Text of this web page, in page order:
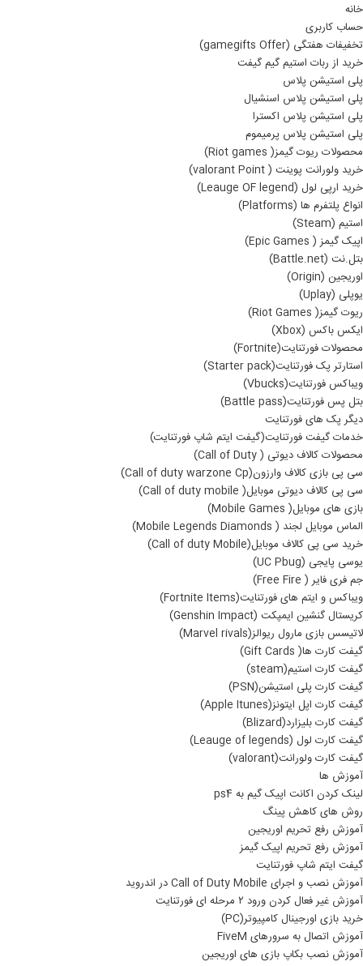
خانه
حساب کاربری
تخفیفات هفتگی (gamegifts Offer)
خرید از ربات استیم گیم گیفت
پلی استیشن پلاس
پلی استیشن پلاس اسنشیال
پلی استیشن پلاس اکسترا
پلی استیشن پلاس پرمیموم
محصولات ریوت گیمز( Riot games)
خرید ولورانت پوینت ( valorant Point)
خرید ارپی لول (Leauge OF legend)
انواع پلتفرم ها (Platforms)
استیم (Steam)
اپیک گیمز ( Epic Games)
بتل.نت (Battle.net)
اوریجین (Origin)
یوپلی (Uplay)
ریوت گیمز( Riot Games)
ایکس باکس (Xbox)
محصولات فورتنایت(Fortnite)
استارتر پک فورتنایت(Starter pack)
ویباکس فورتنایت(Vbucks)
بتل پس فورتنایت(Battle pass)
دیگر پک های فورتنایت
خدمات گیفت فورتنایت(گیفت ایتم شاپ فورتنایت)
محصولات کالاف دیوتی ( Call of Duty)
سی پی بازی کالاف وارزون(Call of duty warzone Cp)
سی پی کالاف دیوتی موبایل( Call of duty mobile)
بازی های موبایل( Mobile Games)
الماس موبایل لجند ( Mobile Legends Diamonds)
خرید سی پی کالاف موبایل(Call of duty Mobile)
یوسی پایجی (UC Pbug)
جم فری فایر ( Free Fire)
ویباکس و ایتم های فورتنایت(Fortnite Items)
کریستال گنشین ایمپکت (Genshin Impact)
لاتیسس بازی مارول ریوالز(Marvel rivals)
گیفت کارت ها( Gift Cards)
گیفت کارت استیم(steam)
گیفت کارت پلی استیشن(PSN)
گیفت کارت اپل ایتونز(Apple Itunes)
گیفت کارت بلیزارد(Blizard)
گیفت کارت لول (Leauge of legends)
گیفت کارت ولورانت(valorant)
آموزش ها
لینک کردن اکانت اپیک گیم به ps4
روش های کاهش پینگ
آموزش رفع تحریم اوریجین
آموزش رفع تحریم اپیک گیمز
گیفت ایتم شاپ فورتنایت
آموزش نصب و اجرای Call of Duty Mobile در اندروید
آموزش غیر فعال کردن ورود ۲ مرحله ای فورتنایت
خرید بازی اورجینال کامپیوتر(PC)
آموزش اتصال به سرورهای FiveM
آموزش نصب بکاپ بازی های اوریجین